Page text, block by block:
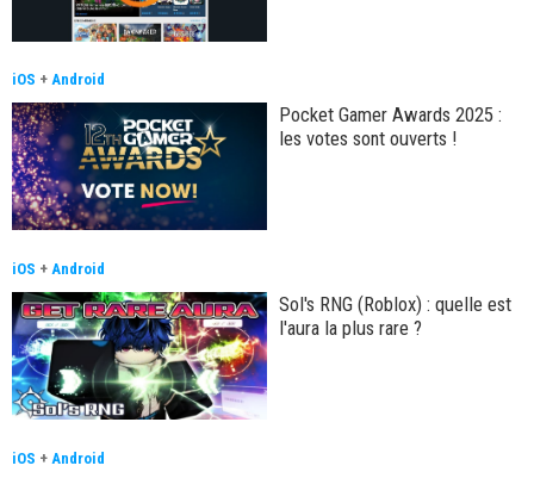
iOS + Android
Pocket Gamer Awards 2025 :
les votes sont ouverts !
iOS + Android
Sol's RNG (Roblox) : quelle est
l'aura la plus rare ?
iOS + Android